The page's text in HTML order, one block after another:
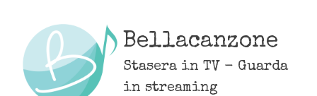
content
Bellacanzone
Stasera in TV - Guarda
in streaming